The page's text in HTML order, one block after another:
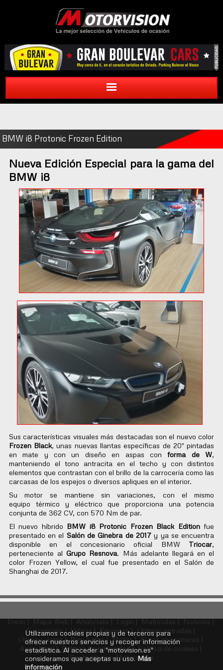
BMW i8 Protonic Frozen Edition
Nueva Edición Especial para la gama del
BMW i8
Sus características visuales más destacadas son el nuevo color
Frozen Black, unas nuevas llantas específicas de 20" pintadas
en mate y con un diseño en aspas conforma de W,
manteniendo el tono antracita en el techo y con distintos
elementos que contrastan con el brillo de la carrocería como las
carcasas de los espejos o diversos apliques en el interior.
Su motor se mantiene sin variaciones, con el mismo
equipo térmico y eléctrico que proporciona una potencia
conjunta de 362 CV, con 570 Nm de par.
El nuevo híbrido BMW i8 Protonic Frozen Black Editionfue
presentado en el Salón de Ginebra de 2017y ya se encuentra
disponible en el concesionario oficial BMW Triocar,
perteneciente alGrupo Resnova. Más adelante llegará en el
color Frozen Yellow, el cual fue presentado en el Salón de
Shanghai de 2017.
Inicio | Mapa Web | Anúnciate | Login | Matrículas | Noticias |
Suscripción | Vídeos | Favoritos | Últimas entradas |
Últimos vistos | Repuestos | Motos | Súper económicos |
Aviso legal | Política de privacidad | Política de cookies |
Contacte con Motorvisión
Utilizamos cookies propias y de terceros para
ofrecer nuestros servicios y recoger información
estadística. Al acceder a "motovision.es"
consideramos que aceptas su uso.Más
información